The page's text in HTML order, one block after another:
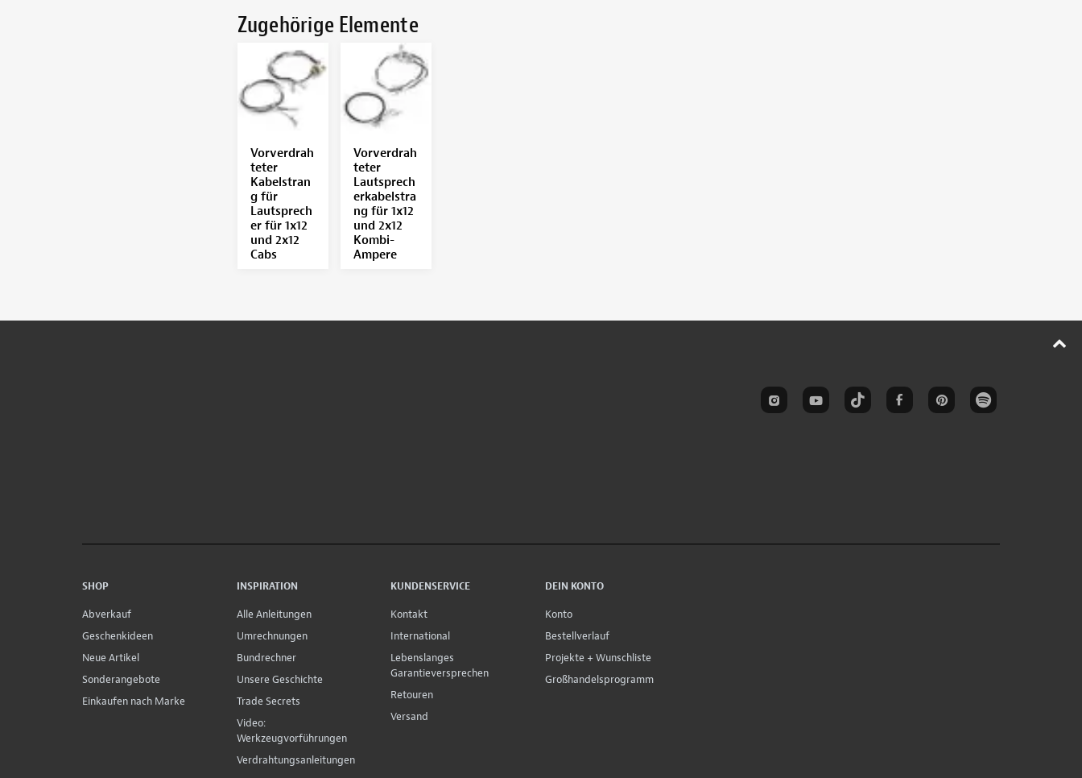
Zugehörige Elemente
Vorverdrah
teter
Kabelstran
g für
Lautsprech
er für 1x12
und 2x12
Cabs
Vorverdrah
teter
Lautsprech
erkabelstra
ng für 1x12
und 2x12
Kombi-
Ampere
SHOP
Abverkauf
Geschenkideen
Neue Artikel
Sonderangebote
Einkaufen nach Marke
INSPIRATION
Alle Anleitungen
Umrechnungen
Bundrechner
Unsere Geschichte
Trade Secrets
Video:
Werkzeugvorführungen
Verdrahtungsanleitungen
KUNDENSERVICE
Kontakt
International
Lebenslanges
Garantieversprechen
Retouren
Versand
DEIN KONTO
Konto
Bestellverlauf
Projekte + Wunschliste
Großhandelsprogramm